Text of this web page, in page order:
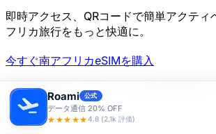
即時アクセス、QRコードで簡単アクティ
フリカ旅行をもっと快適に。
今すぐ南アフリカeSIMを購入
新規顧客限定：南アフリカ 用eSIM無料ト
Roami
Roami 公式
データ通信 20% OFF
★★★★★4.8 (2.1k 評価)